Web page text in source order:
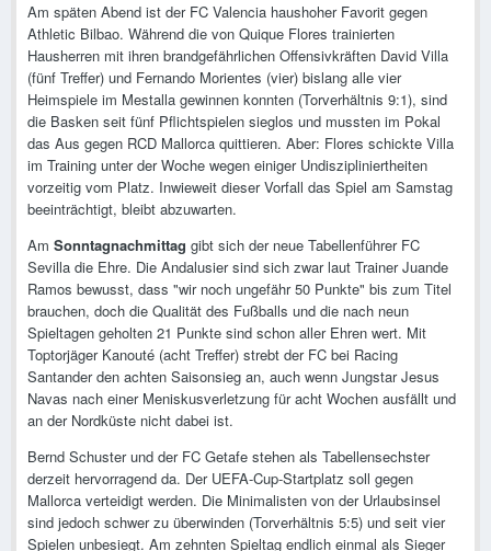
Am späten Abend ist der FC Valencia haushoher Favorit gegen
Athletic Bilbao. Während die von Quique Flores trainierten
Hausherren mit ihren brandgefährlichen Offensivkräften David Villa
(fünf Treffer) und Fernando Morientes (vier) bislang alle vier
Heimspiele im Mestalla gewinnen konnten (Torverhältnis 9:1), sind
die Basken seit fünf Pflichtspielen sieglos und mussten im Pokal
das Aus gegen RCD Mallorca quittieren. Aber: Flores schickte Villa
im Training unter der Woche wegen einiger Undiszipliniertheiten
vorzeitig vom Platz. Inwieweit dieser Vorfall das Spiel am Samstag
beeinträchtigt, bleibt abzuwarten.
Am Sonntagnachmittag gibt sich der neue Tabellenführer FC
Sevilla die Ehre. Die Andalusier sind sich zwar laut Trainer Juande
Ramos bewusst, dass "wir noch ungefähr 50 Punkte" bis zum Titel
brauchen, doch die Qualität des Fußballs und die nach neun
Spieltagen geholten 21 Punkte sind schon aller Ehren wert. Mit
Toptorjäger Kanouté (acht Treffer) strebt der FC bei Racing
Santander den achten Saisonsieg an, auch wenn Jungstar Jesus
Navas nach einer Meniskusverletzung für acht Wochen ausfällt und
an der Nordküste nicht dabei ist.
Bernd Schuster und der FC Getafe stehen als Tabellensechster
derzeit hervorragend da. Der UEFA-Cup-Startplatz soll gegen
Mallorca verteidigt werden. Die Minimalisten von der Urlaubsinsel
sind jedoch schwer zu überwinden (Torverhältnis 5:5) und seit vier
Spielen unbesiegt. Am zehnten Spieltag endlich einmal als Sieger